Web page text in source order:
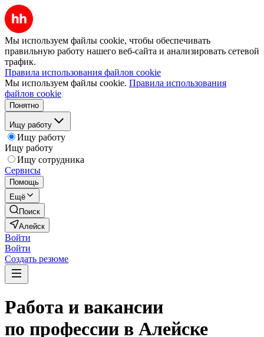
Мы используем файлы cookie, чтобы обеспечивать
правильную работу нашего веб-сайта и анализировать сетевой
трафик.
Правила использования файлов cookie
Мы используем файлы cookie. Правила использования
файлов cookie
Понятно
Ищу работу
Ищу работу
Ищу работу
Ищу сотрудника
Сервисы
Помощь
Ещё
Поиск
Алейск
Войти
Войти
Создать резюме
Работа и вакансии
по профессии в Алейске